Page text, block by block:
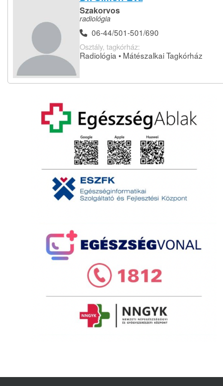
Szakorvos
radiológia
06-44/501-501/690
Osztály, tagkórház:
Radiológia • Mátészalkai Tagkórház